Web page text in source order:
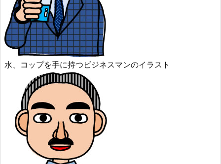
水、コップを手に持つビジネスマンのイラスト